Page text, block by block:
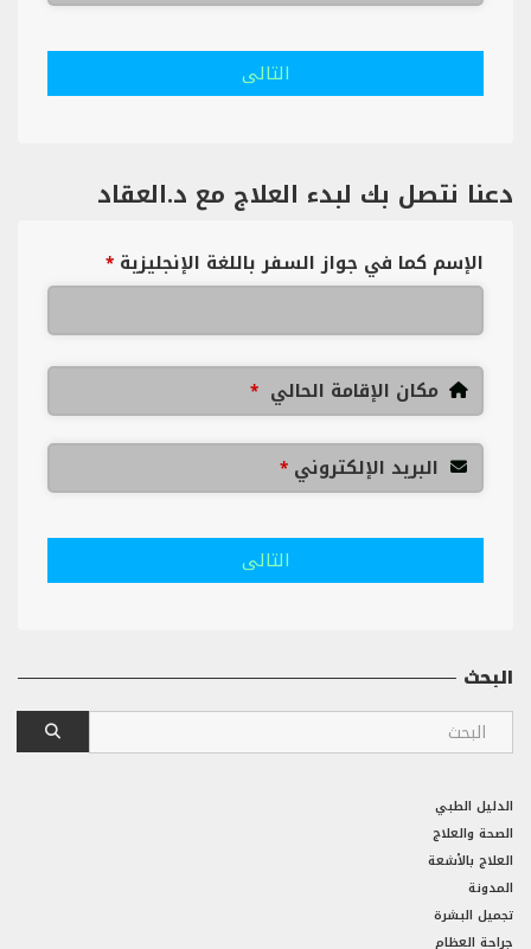
التالى
دعنا نتصل بك لبدء العلاج مع د.العقاد
الإسم كما في جواز السفر باللغة الإنجليزية *
مكان الإقامة الحالي *
البريد الإلكتروني *
التالى
البحث
الدليل الطبي
الصحة والعلاج
العلاج بالأشعة
المدونة
تجميل البشرة
جراحة العظام